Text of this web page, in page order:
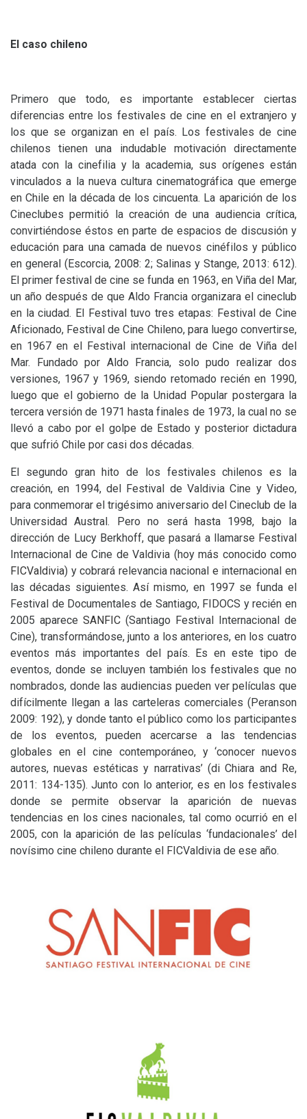
El caso chileno
Primero que todo, es importante establecer ciertas
diferencias entre los festivales de cine en el extranjero y
los que se organizan en el país. Los festivales de cine
chilenos tienen una indudable motivación directamente
atada con la cinefilia y la academia, sus orígenes están
vinculados a la nueva cultura cinematográfica que emerge
en Chile en la década de los cincuenta. La aparición de los
Cineclubes permitió la creación de una audiencia crítica,
convirtiéndose éstos en parte de espacios de discusión y
educación para una camada de nuevos cinéfilos y público
en general (Escorcia, 2008: 2; Salinas y Stange, 2013: 612).
El primer festival de cine se funda en 1963, en Viña del Mar,
un año después de que Aldo Francia organizara el cineclub
en la ciudad. El Festival tuvo tres etapas: Festival de Cine
Aficionado, Festival de Cine Chileno, para luego convertirse,
en 1967 en el Festival internacional de Cine de Viña del
Mar. Fundado por Aldo Francia, solo pudo realizar dos
versiones, 1967 y 1969, siendo retomado recién en 1990,
luego que el gobierno de la Unidad Popular postergara la
tercera versión de 1971 hasta finales de 1973, la cual no se
llevó a cabo por el golpe de Estado y posterior dictadura
que sufrió Chile por casi dos décadas.
El segundo gran hito de los festivales chilenos es la
creación, en 1994, del Festival de Valdivia Cine y Video,
para conmemorar el trigésimo aniversario del Cineclub de la
Universidad Austral. Pero no será hasta 1998, bajo la
dirección de Lucy Berkhoff, que pasará a llamarse Festival
Internacional de Cine de Valdivia (hoy más conocido como
FICValdivia) y cobrará relevancia nacional e internacional en
las décadas siguientes. Así mismo, en 1997 se funda el
Festival de Documentales de Santiago, FIDOCS y recién en
2005 aparece SANFIC (Santiago Festival Internacional de
Cine), transformándose, junto a los anteriores, en los cuatro
eventos más importantes del país. Es en este tipo de
eventos, donde se incluyen también los festivales que no
nombrados, donde las audiencias pueden ver películas que
difícilmente llegan a las carteleras comerciales (Peranson
2009: 192), y donde tanto el público como los participantes
de los eventos, pueden acercarse a las tendencias
globales en el cine contemporáneo, y ‘conocer nuevos
autores, nuevas estéticas y narrativas’ (di Chiara and Re,
2011: 134-135). Junto con lo anterior, es en los festivales
donde se permite observar la aparición de nuevas
tendencias en los cines nacionales, tal como ocurrió en el
2005, con la aparición de las películas ‘fundacionales’ del
novísimo cine chileno durante el FICValdivia de ese año.